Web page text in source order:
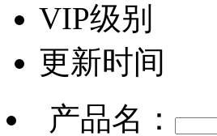
VIP级别
更新时间
产品名：